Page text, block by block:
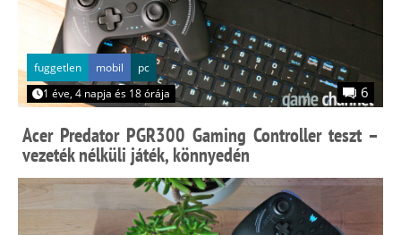
6
fuggetlen mobil
pc
1 éve, 4 napja és 18 órája
Acer Predator PGR300 Gaming Controller teszt –
vezeték nélküli játék, könnyedén